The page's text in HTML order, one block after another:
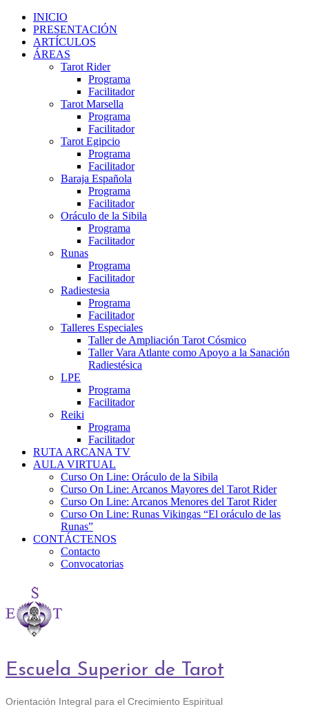
INICIO
PRESENTACIÓN
ARTÍCULOS
ÁREAS
Tarot Rider
Programa
Facilitador
Tarot Marsella
Programa
Facilitador
Tarot Egipcio
Programa
Facilitador
Baraja Española
Programa
Facilitador
Oráculo de la Sibila
Programa
Facilitador
Runas
Programa
Facilitador
Radiestesia
Programa
Facilitador
Talleres Especiales
Taller de Ampliación Tarot Cósmico
Taller Vara Atlante como Apoyo a la Sanación
Radiestésica
LPE
Programa
Facilitador
Reiki
Programa
Facilitador
RUTA ARCANA TV
AULA VIRTUAL
Curso On Line: Oráculo de la Sibila
Curso On Line: Arcanos Mayores del Tarot Rider
Curso On Line: Arcanos Menores del Tarot Rider
Curso On Line: Runas Vikingas “El oráculo de las
Runas”
CONTÁCTENOS
Contacto
Convocatorias
Escuela Superior de Tarot
Orientación Integral para el Crecimiento Espiritual